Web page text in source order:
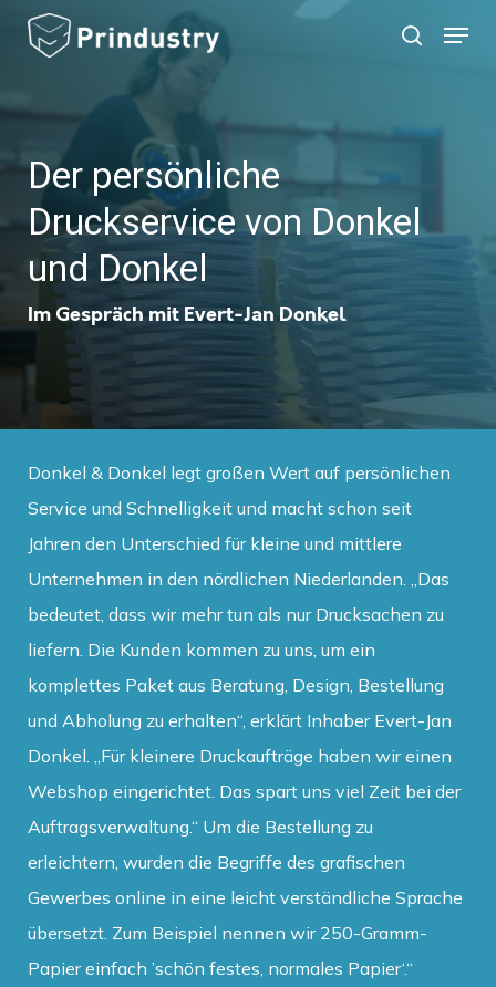
Skip
search
Menu
Der persönliche
Druckservice von Donkel
und Donkel
Im Gespräch mit Evert-Jan Donkel
Donkel & Donkel legt großen Wert auf persönlichen
Service und Schnelligkeit und macht schon seit
Jahren den Unterschied für kleine und mittlere
Unternehmen in den nördlichen Niederlanden. „Das
bedeutet, dass wir mehr tun als nur Drucksachen zu
liefern. Die Kunden kommen zu uns, um ein
komplettes Paket aus Beratung, Design, Bestellung
und Abholung zu erhalten“, erklärt Inhaber Evert-Jan
Donkel. „Für kleinere Druckaufträge haben wir einen
Webshop eingerichtet. Das spart uns viel Zeit bei der
Auftragsverwaltung.“ Um die Bestellung zu
erleichtern, wurden die Begriffe des grafischen
Gewerbes online in eine leicht verständliche Sprache
übersetzt. Zum Beispiel nennen wir 250-Gramm-
Papier einfach ’schön festes, normales Papier‘.“